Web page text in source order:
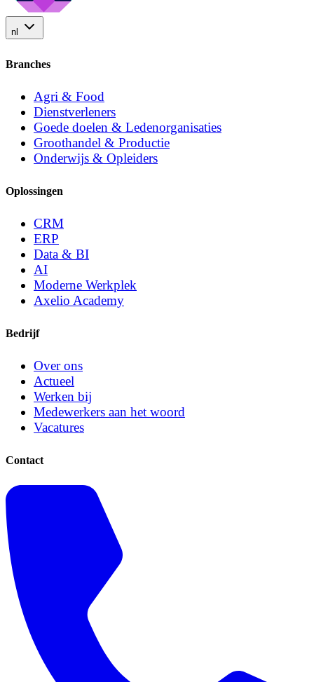
nl
Branches
Agri & Food
Dienstverleners
Goede doelen & Ledenorganisaties
Groothandel & Productie
Onderwijs & Opleiders
Oplossingen
CRM
ERP
Data & BI
AI
Moderne Werkplek
Axelio Academy
Bedrijf
Over ons
Actueel
Werken bij
Medewerkers aan het woord
Vacatures
Contact